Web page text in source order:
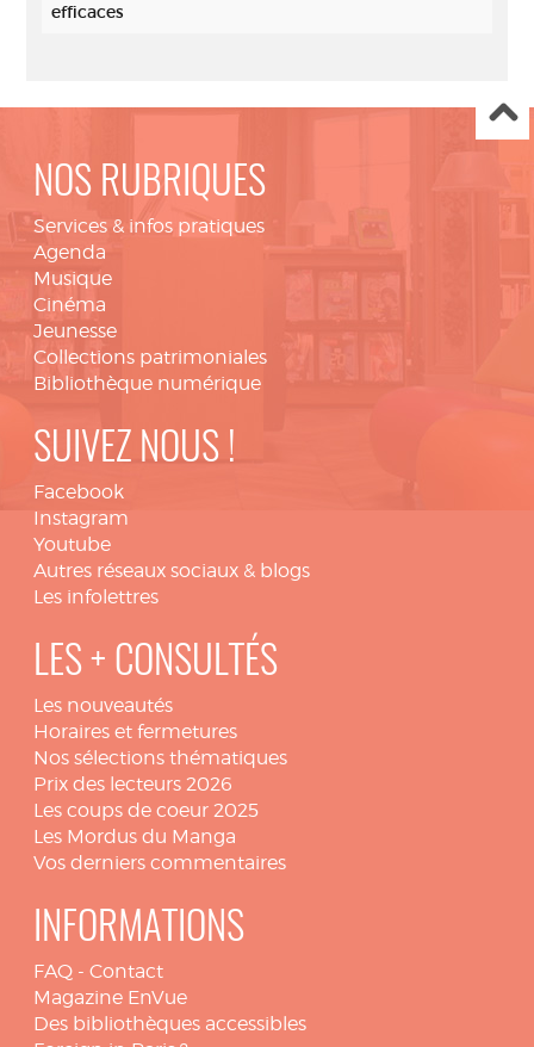
efficaces
NOS RUBRIQUES
Services & infos pratiques
Agenda
Musique
Cinéma
Jeunesse
Collections patrimoniales
Bibliothèque numérique
SUIVEZ NOUS !
Facebook
Instagram
Youtube
Autres réseaux sociaux & blogs
Les infolettres
LES + CONSULTÉS
Les nouveautés
Horaires et fermetures
Nos sélections thématiques
Prix des lecteurs 2026
Les coups de coeur 2025
Les Mordus du Manga
Vos derniers commentaires
INFORMATIONS
FAQ - Contact
Magazine EnVue
Des bibliothèques accessibles